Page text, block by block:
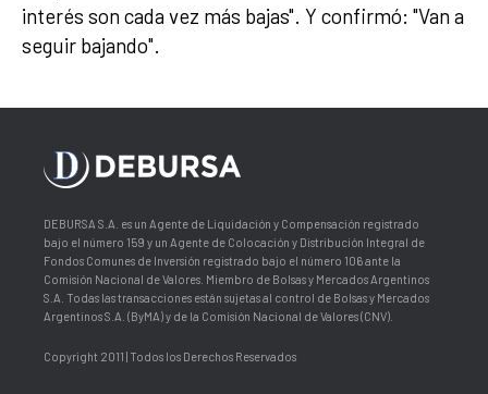
interés son cada vez más bajas". Y confirmó: "Van a
seguir bajando".
DEBURSA S.A. es un Agente de Liquidación y Compensación registrado
bajo el número 159 y un Agente de Colocación y Distribución Integral de
Fondos Comunes de Inversión registrado bajo el número 106 ante la
Comisión Nacional de Valores. Miembro de Bolsas y Mercados Argentinos
S.A. Todas las transacciones están sujetas al control de Bolsas y Mercados
Argentinos S.A. (ByMA) y de la Comisión Nacional de Valores (CNV).
Copyright 2011 | Todos los Derechos Reservados